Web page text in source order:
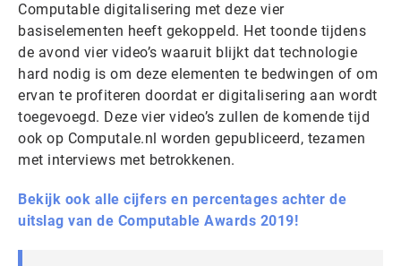
Computable digitalisering met deze vier
basiselementen heeft gekoppeld. Het toonde tijdens
de avond vier video’s waaruit blijkt dat technologie
hard nodig is om deze elementen te bedwingen of om
ervan te profiteren doordat er digitalisering aan wordt
toegevoegd. Deze vier video’s zullen de komende tijd
ook op Computale.nl worden gepubliceerd, tezamen
met interviews met betrokkenen.
Bekijk ook alle cijfers en percentages achter de
uitslag van de Computable Awards 2019!